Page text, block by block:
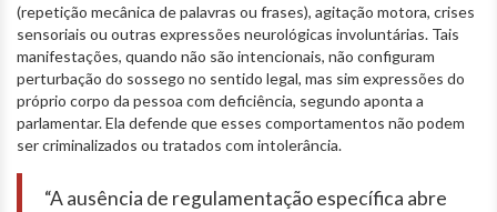
(repetição mecânica de palavras ou frases), agitação motora, crises
sensoriais ou outras expressões neurológicas involuntárias. Tais
manifestações, quando não são intencionais, não configuram
perturbação do sossego no sentido legal, mas sim expressões do
próprio corpo da pessoa com deficiência, segundo aponta a
parlamentar. Ela defende que esses comportamentos não podem
ser criminalizados ou tratados com intolerância.
“A ausência de regulamentação específica abre